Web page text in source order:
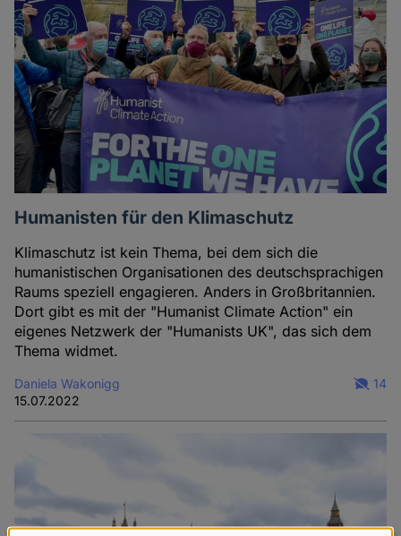
Humanisten für den Klimaschutz
Klimaschutz ist kein Thema, bei dem sich die
humanistischen Organisationen des deutschsprachigen
Raums speziell engagieren. Anders in Großbritannien.
Dort gibt es mit der "Humanist Climate Action" ein
eigenes Netzwerk der "Humanists UK", das sich dem
Thema widmet.
Daniela Wakonigg
15.07.2022
14